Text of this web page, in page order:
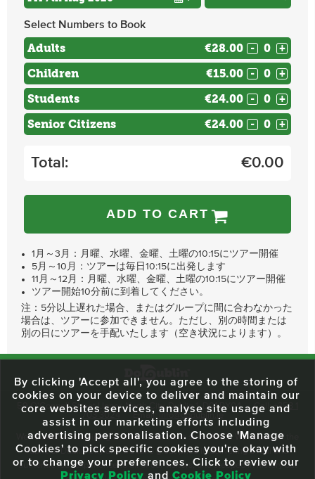
Select Numbers to Book
Adults €28.00 - +
Children €15.00 - +
Students €24.00 - +
Senior Citizens €24.00 - +
Total: €0.00
ADD TO CART
1月～3月：月曜、水曜、金曜、土曜の10:15にツアー開催
5月～10月：ツアーは毎日10:15に出発します
11月～12月：月曜、水曜、金曜、土曜の10:15にツアー開催
ツアー開始10分前に到着してください。
注：5分以上遅れた場合、またはグループに間に合わなかった
場合は、ツアーに参加できません。ただし、別の時間または
別の日にツアーを手配いたします（空き状況によります）。
59 O'Connell Street Upper, North City, Dublin 1, D01 RX04 Call:+353 1
703 3024
Email: info@dodublin.ie
We've been entertaining visitors to our town since 1988. We're part of the
fabric of Dublin City and we take great pride in delivering a real and
authentic tour experience to all of our visitors, one steeped in history but
By clicking 'Accept all', you agree to the storing of
cookies on your device to deliver and maintain our
core websites services, analyse site usage and
assist in our marketing efforts including
advertising personalisation. Choose 'Manage
Cookies' to pick specific cookies you're okay with
or to change your preferences. Click to review our
Privacy Policy and Cookie Policy